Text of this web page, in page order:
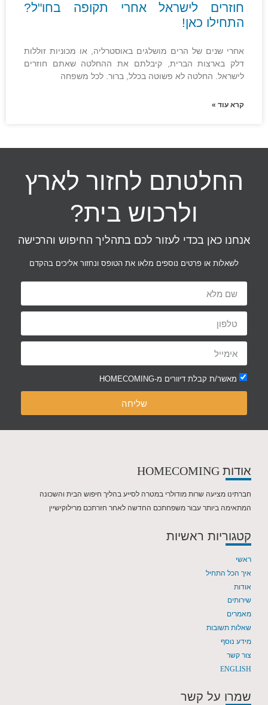
חוזרים לישראל אחרי תקופה בחו"ל?
התחילו כאן!
אחרי שנים של הרים מושלגים באוסטרליה, או מכוניות זוללות
דלק בארצות הברית, קיבלתם את ההחלטה שאתם חוזרים
לישראל. החלטה לא פשוטה בכלל, ברור. לכל משפחה
קרא עוד »
החלטתם לחזור לארץ
ולרכוש בית?
אנחנו כאן בכדי לעזור לכם בתהליך החיפוש והרכישה
לשאלות או פרטים נוספים מלאו את הטופס ונחזור אליכים בהקדם
מאשר/ת קבלת דיוורים מ-HOMECOMING
שליחה
אודות
חברתינו מציעה שרות מודולרי במטרה לסייע בהליך חיפוש הבית והשכונה
המתאימה ביותר עבור משפחתכם החדשה לאחר חזרתכם מרילוקישיין
קטגוריות ראשיות
ראשי
איך הכל התחיל
אודות
שירותים
מאמרים
שאלות תשובות
מידע נוסף
צור קשר
ENGLISH
שמרו על קשר